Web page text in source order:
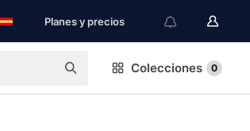
Planes y precios
Colecciones 0